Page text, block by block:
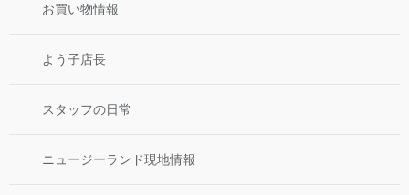
お買い物情報
よう子店長
スタッフの日常
ニュージーランド現地情報